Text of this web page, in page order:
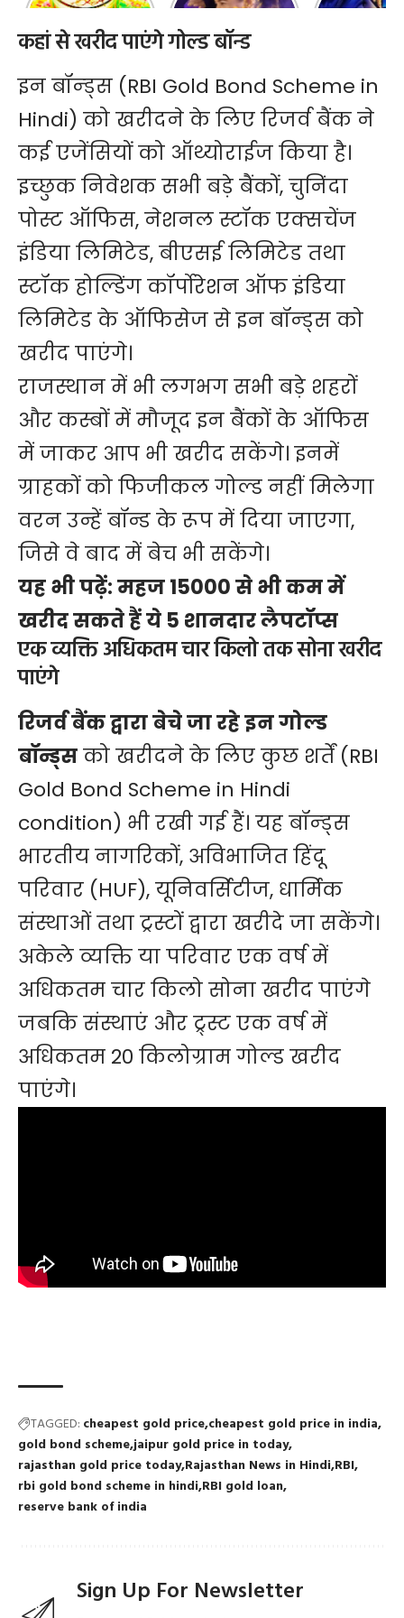
कहां से खरीद पाएंगे गोल्ड बॉन्ड
इन बॉन्ड्स (RBI Gold Bond Scheme in
Hindi) को खरीदने के लिए रिजर्व बैंक ने
कई एजेंसियों को ऑथ्योराईज किया है।
इच्छुक निवेशक सभी बड़े बैंकों, चुनिंदा
पोस्ट ऑफिस, नेशनल स्टॉक एक्सचेंज
इंडिया लिमिटेड, बीएसई लिमिटेड तथा
स्टॉक होल्डिंग कॉर्पोरेशन ऑफ इंडिया
लिमिटेड के ऑफिसेज से इन बॉन्ड्स को
खरीद पाएंगे।
राजस्थान में भी लगभग सभी बड़े शहरों
और कस्बों में मौजूद इन बैंकों के ऑफिस
में जाकर आप भी खरीद सकेंगे। इनमें
ग्राहकों को फिजीकल गोल्ड नहीं मिलेगा
वरन उन्हें बॉन्ड के रूप में दिया जाएगा,
जिसे वे बाद में बेच भी सकेंगे।
यह भी पढ़ें:महज 15000 से भी कम में
खरीद सकते हैं ये 5 शानदार लैपटॉप्स
एक व्यक्ति अधिकतम चार किलो तक सोना खरीद
पाएंगे
रिजर्व बैंक द्वारा बेचे जा रहे इन गोल्ड
बॉन्ड्सको खरीदने के लिए कुछ शर्तें (RBI
Gold Bond Scheme in Hindi
condition) भी रखी गई हैं। यह बॉन्ड्स
भारतीय नागरिकों, अविभाजित हिंदू
परिवार (HUF), यूनिवर्सिटीज, धार्मिक
संस्थाओं तथा ट्रस्टों द्वारा खरीदे जा सकेंगे।
अकेले व्यक्ति या परिवार एक वर्ष में
अधिकतम चार किलो सोना खरीद पाएंगे
जबकि संस्थाएं और ट्र्स्ट एक वर्ष में
अधिकतम 20 किलोग्राम गोल्ड खरीद
पाएंगे।
TAGGED: cheapest gold price cheapest gold price in india
gold bond schemejaipur gold price in today
rajasthan gold price today Rajasthan News in Hindi RBI
rbi gold bond scheme in hindi RBI gold loan
reserve bank of india
Sign Up For Newsletter